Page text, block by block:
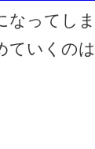
なってし
ていくのは